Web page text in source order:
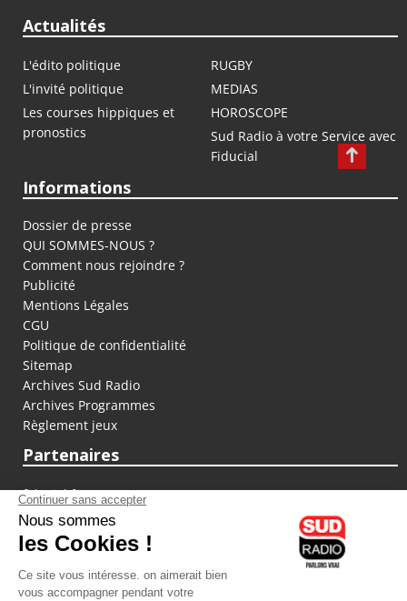
Actualités
L'édito politique
RUGBY
L'invité politique
MEDIAS
Les courses hippiques et
pronostics
HOROSCOPE
Sud Radio à votre Service avec
Fiducial
Informations
Dossier de presse
QUI SOMMES-NOUS ?
Comment nous rejoindre ?
Publicité
Mentions Légales
CGU
Politique de confidentialité
Sitemap
Archives Sud Radio
Archives Programmes
Règlement jeux
Partenaires
fiducial.fr
lyoncapitale.fr
olympique-et-lyonnais.com
L'application Iphone / Android